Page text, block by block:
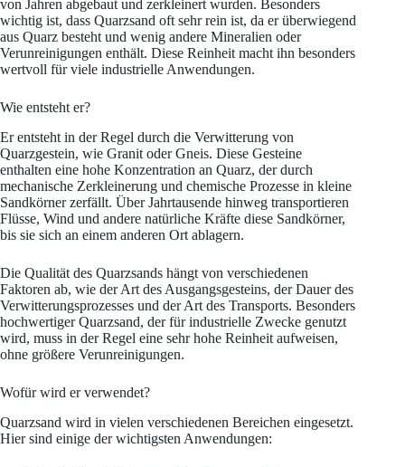
von Jahren abgebaut und zerkleinert wurden. Besonders
wichtig ist, dass Quarzsand oft sehr rein ist, da er überwiegend
aus Quarz besteht und wenig andere Mineralien oder
Verunreinigungen enthält. Diese Reinheit macht ihn besonders
wertvoll für viele industrielle Anwendungen.
Wie entsteht er?
Er entsteht in der Regel durch die Verwitterung von
Quarzgestein, wie Granit oder Gneis. Diese Gesteine
enthalten eine hohe Konzentration an Quarz, der durch
mechanische Zerkleinerung und chemische Prozesse in kleine
Sandkörner zerfällt. Über Jahrtausende hinweg transportieren
Flüsse, Wind und andere natürliche Kräfte diese Sandkörner,
bis sie sich an einem anderen Ort ablagern.
Die Qualität des Quarzsands hängt von verschiedenen
Faktoren ab, wie der Art des Ausgangsgesteins, der Dauer des
Verwitterungsprozesses und der Art des Transports. Besonders
hochwertiger Quarzsand, der für industrielle Zwecke genutzt
wird, muss in der Regel eine sehr hohe Reinheit aufweisen,
ohne größere Verunreinigungen.
Wofür wird er verwendet?
Quarzsand wird in vielen verschiedenen Bereichen eingesetzt.
Hier sind einige der wichtigsten Anwendungen: